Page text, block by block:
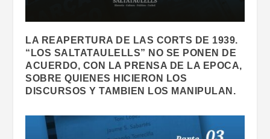
LA REAPERTURA DE LAS CORTS DE 1939.
“LOS SALTATAULELLS” NO SE PONEN DE
ACUERDO, CON LA PRENSA DE LA EPOCA,
SOBRE QUIENES HICIERON LOS
DISCURSOS Y TAMBIEN LOS MANIPULAN.